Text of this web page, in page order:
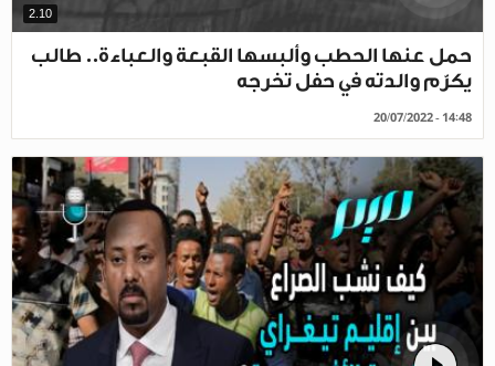
2.10
حمل عنها الحطب وألبسها القبعة والعباءة.. طالب
يكرّم والدته في حفل تخرجه
20/07/2022 - 14:48